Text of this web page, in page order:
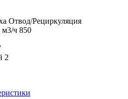
Отвод/Рециркуляция
м3/ч 850
2